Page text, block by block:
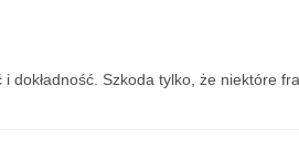
dokładność. Szkoda tylko, że niektóre